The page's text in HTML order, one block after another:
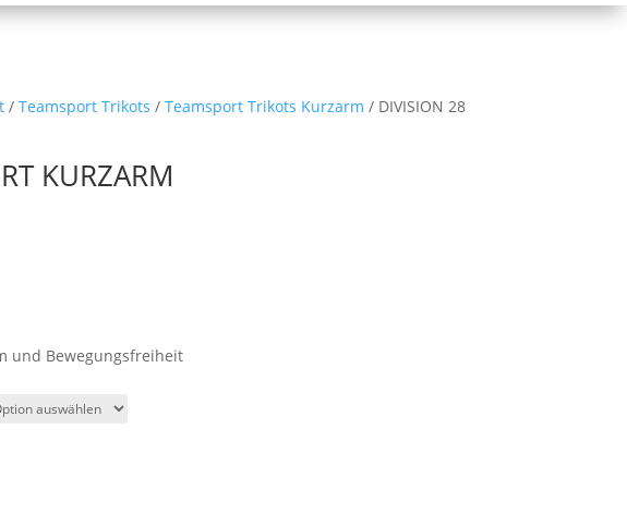
/Teamsport Trikots /Teamsport Trikots Kurzarm / DIVISION 28
KURZARM
und Bewegungsfreiheit